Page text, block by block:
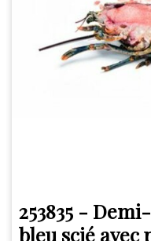
253835 -
bleu scié avec